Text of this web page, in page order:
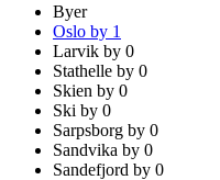
Byer
Oslo by 1
Larvik by 0
Stathelle by 0
Skien by 0
Ski by 0
Sarpsborg by 0
Sandvika by 0
Sandefjord by 0